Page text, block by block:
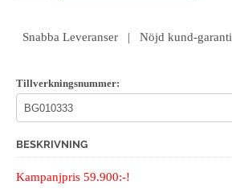
Snabba Leveranser | Nöjd kund-garanti
Tillverkningsnummer:
BESKRIVNING
Kampanjpris 59.900:-!